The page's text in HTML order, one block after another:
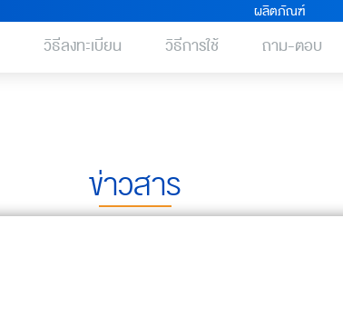
ผลิตภัณฑ์
วิธีลงทะเบียน วิธีการใช้ ถาม-ตอบ
ข่าวสาร